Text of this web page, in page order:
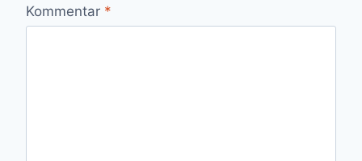
Kommentar *